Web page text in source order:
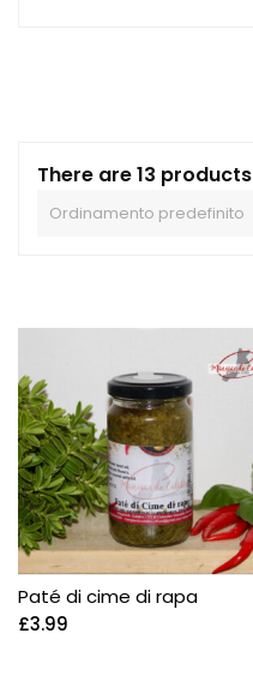
There are 13 products
Paté di cime di rapa
£3.99